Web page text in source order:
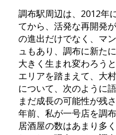
調布駅周辺は、2012年
てから、活発な再開発
の進出だけでなく、マ
ュもあり、調布に新た
大きく生まれ変わろう
エリアを踏まえて、大
について、次のように
まだ成長の可能性が残
年前、私が一号店を調
居酒屋の数はあまり多